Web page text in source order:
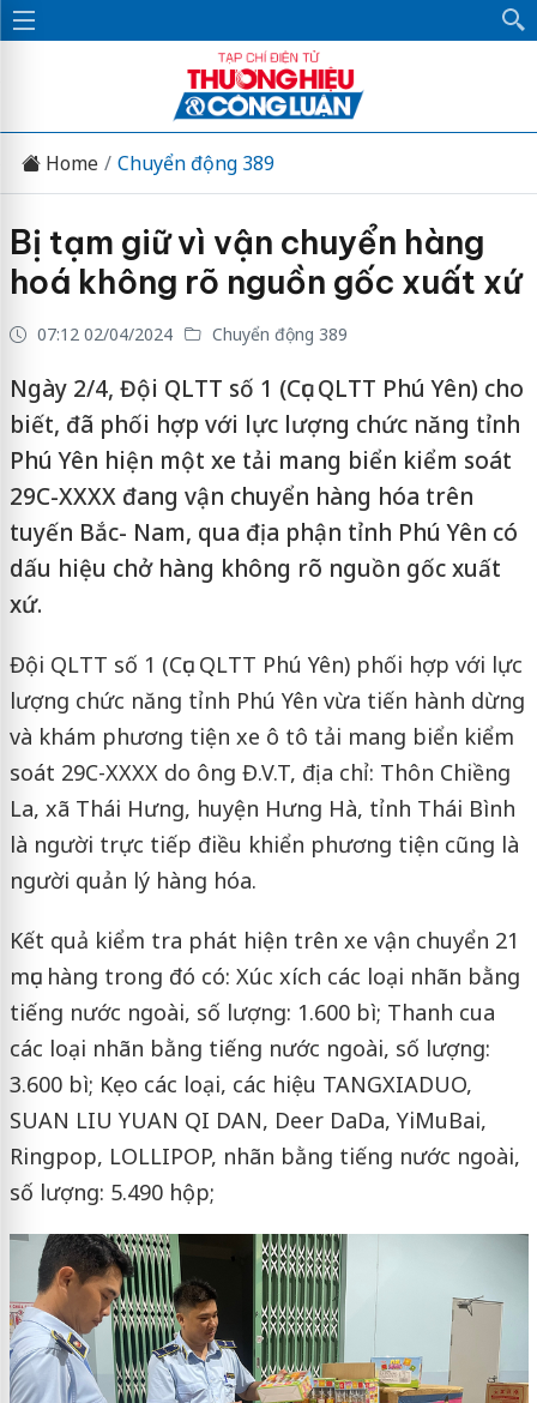
Home Chuyển động 389
Bị tạm giữ vì vận chuyển hàng
hoá không rõ nguồn gốc xuất xứ
07:12 02/04/2024 Chuyển động 389
Ngày 2/4, Đội QLTT số 1 (Cục QLTT Phú Yên) cho
biết, đã phối hợp với lực lượng chức năng tỉnh
Phú Yên hiện một xe tải mang biển kiểm soát
29C-XXXX đang vận chuyển hàng hóa trên
tuyến Bắc- Nam, qua địa phận tỉnh Phú Yên có
dấu hiệu chở hàng không rõ nguồn gốc xuất
xứ.
Đội QLTT số 1 (Cục QLTT Phú Yên) phối hợp với lực
lượng chức năng tỉnh Phú Yên vừa tiến hành dừng
và khám phương tiện xe ô tô tải mang biển kiểm
soát 29C-XXXX do ông Đ.V.T, địa chỉ: Thôn Chiềng
La, xã Thái Hưng, huyện Hưng Hà, tỉnh Thái Bình
là người trực tiếp điều khiển phương tiện cũng là
người quản lý hàng hóa.
Kết quả kiểm tra phát hiện trên xe vận chuyển 21
mục hàng trong đó có: Xúc xích các loại nhãn bằng
tiếng nước ngoài, số lượng: 1.600 bì; Thanh cua
các loại nhãn bằng tiếng nước ngoài, số lượng:
3.600 bì; Kẹo các loại, các hiệu TANGXIADUO,
SUAN LIU YUAN QI DAN, Deer DaDa, YiMuBai,
Ringpop, LOLLIPOP, nhãn bằng tiếng nước ngoài,
số lượng: 5.490 hộp;